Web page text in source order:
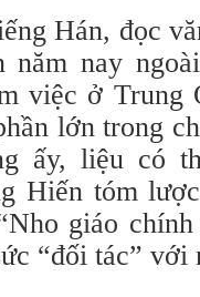
Hán, đọc
năm nay
việc ở Trung
lớn trong
ấy, liệu có
Hiến tóm
giáo
“đối tác”